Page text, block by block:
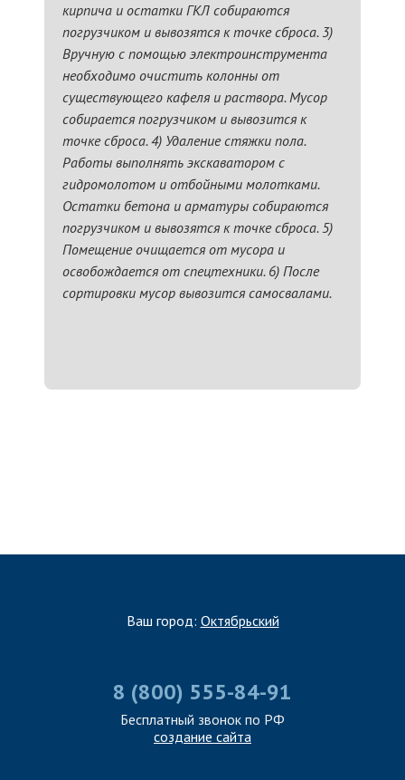
кирпича и остатки ГКЛ собираются
погрузчиком и вывозятся к точке сброса. 3)
Вручную с помощью электроинструмента
необходимо очистить колонны от
существующего кафеля и раствора. Мусор
собирается погрузчиком и вывозится к
точке сброса. 4) Удаление стяжки пола.
Работы выполнять экскаватором с
гидромолотом и отбойными молотками.
Остатки бетона и арматуры собираются
погрузчиком и вывозятся к точке сброса. 5)
Помещение очищается от мусора и
освобождается от спецтехники. 6) После
сортировки мусор вывозится самосвалами.
Ваш город: Октябрьский
8 (800) 555-84-91
Бесплатный звонок по РФ
создание сайта